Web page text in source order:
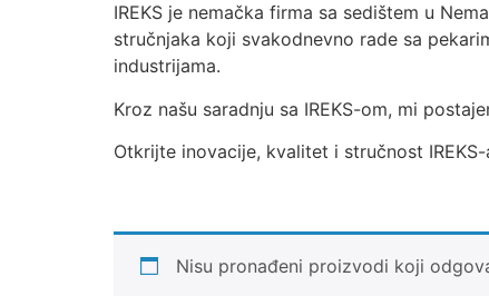
IREKS je nemačka firma sa sedištem u
stručnjaka koji svakodnevno rade sa
industrijama.
Kroz našu saradnju sa IREKS-om, mi
Otkrijte inovacije, kvalitet i stručnost
Nisu pronađeni proizvodi koji